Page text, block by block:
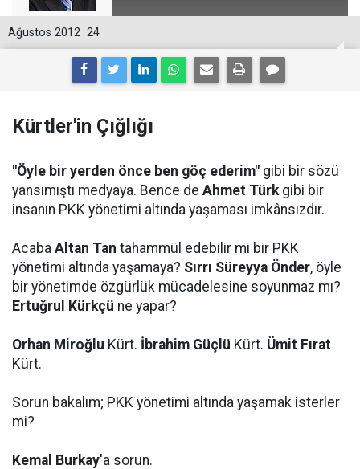
24
Ağustos 2012
Kürtler'in Çığlığı
"Öyle bir yerden önce ben göç ederim" gibi bir sözü
yansımıştı medyaya. Bence de Ahmet Türk gibi bir
insanın PKK yönetimi altında yaşaması imkânsızdır.
Acaba Altan Tan tahammül edebilir mi bir PKK
yönetimi altında yaşamaya? Sırrı Süreyya Önder, öyle
bir yönetimde özgürlük mücadelesine soyunmaz mı?
Ertuğrul Kürkçü ne yapar?
Orhan Miroğlu Kürt. İbrahim Güçlü Kürt. Ümit Fırat
Kürt.
Sorun bakalım; PKK yönetimi altında yaşamak isterler
mi?
Kemal Burkay'a sorun.